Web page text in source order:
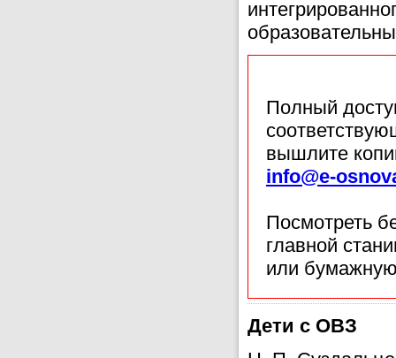
Полный
вышлите
info@e-
Посмотреть
главной
или
Дети с ОВЗ